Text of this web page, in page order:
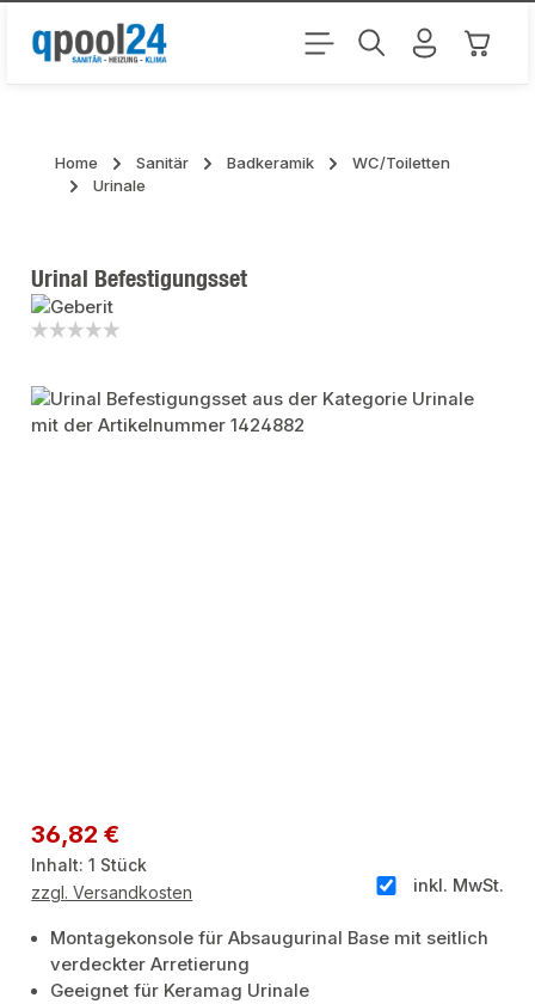
Zum Hauptinhalt springen
Home Sanitär Badkeramik
WC/Toiletten
Urinale
Urinal Befestigungsset
Bildergalerie überspringen
Regulärer Preis:
36,82 €
Inhalt:1 Stück
inkl. MwSt.
zzgl. Versandkosten
Montagekonsole für Absaugurinal Base mit seitlich
verdeckter Arretierung
Geeignet für Keramag Urinale